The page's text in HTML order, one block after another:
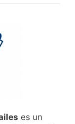
es un